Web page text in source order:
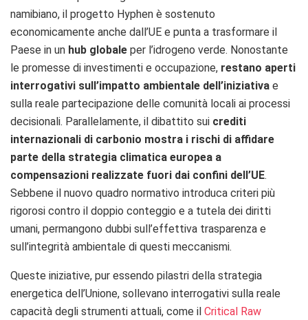
namibiano, il progetto Hyphen è sostenuto
economicamente anche dall’UE e punta a trasformare il
Paese in un hub globale per l’idrogeno verde. Nonostante
le promesse di investimenti e occupazione, restano aperti
interrogativi sull’impatto ambientale dell’iniziativa e
sulla reale partecipazione delle comunità locali ai processi
decisionali. Parallelamente, il dibattito sui crediti
internazionali di carbonio mostra i rischi di affidare
parte della strategia climatica europea a
compensazioni realizzate fuori dai confini dell’UE.
Sebbene il nuovo quadro normativo introduca criteri più
rigorosi contro il doppio conteggio e a tutela dei diritti
umani, permangono dubbi sull’effettiva trasparenza e
sull’integrità ambientale di questi meccanismi.
Queste iniziative, pur essendo pilastri della strategia
energetica dell’Unione, sollevano interrogativi sulla reale
capacità degli strumenti attuali, come il Critical Raw